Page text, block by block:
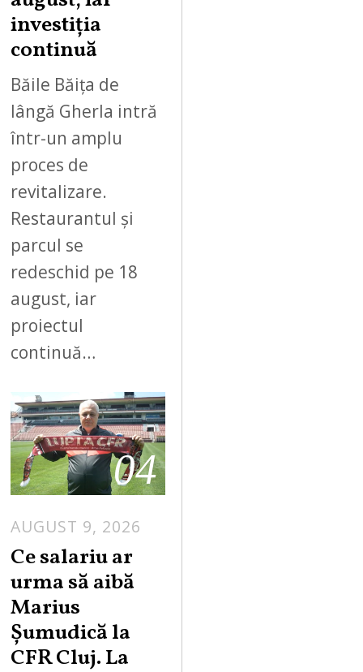
investiția
continuă
Băile Băița de
lângă Gherla intră
într-un amplu
proces de
revitalizare.
Restaurantul și
parcul se
redeschid pe 18
august, iar
proiectul
continuă…
04
AUGUST 9, 2026
Ce salariu ar
urma să aibă
Marius
Șumudică la
CFR Cluj. La